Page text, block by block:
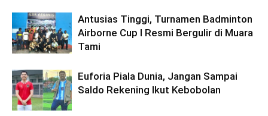
Antusias Tinggi, Turnamen Badminton
Airborne Cup I Resmi Bergulir di Muara
Tami
Euforia Piala Dunia, Jangan Sampai
Saldo Rekening Ikut Kebobolan